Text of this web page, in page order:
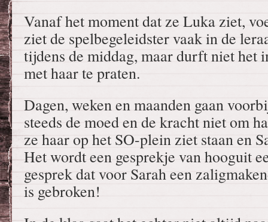
Vanaf het moment dat ze Luka ziet,
ziet de spelbegeleidster vaak in de
tijdens de middag, maar durft niet het
met haar te praten.
Dagen, weken en maanden gaan
steeds de moed en de kracht niet om
ze haar op het SO-plein ziet staan en
Het wordt een gesprekje van hooguit
gesprek dat voor Sarah een
is gebroken!